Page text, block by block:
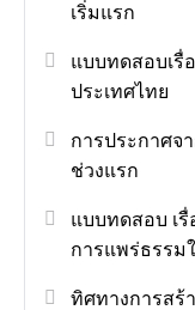
เริ่มแรก
แบบทดสอบเรื่
ประเทศไทย
การประกาศจ
ช่วงแรก
แบบทดสอบ เรื่
การแพร่ธรรม
ทิศทางการสร้